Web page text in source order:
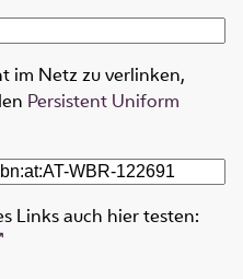
im Netz zu verlinken,
Persistent Uniform
Links auch hier testen: